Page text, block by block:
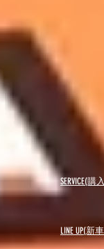
SERVICE(
LINE UP(新